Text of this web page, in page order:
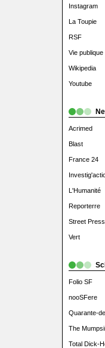
Instagram
La Toupie
RSF
Vie publique
Wikipedia
Youtube
Acrimed
Blast
France 24
L'Humanité
Reporterre
Street Press
Vert
Folio SF
nooSFere
Quarante-
The
Total Dick-